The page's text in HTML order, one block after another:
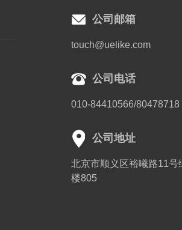
公司邮箱
touch@uelike.com
公司电话
010-84410566/80478718
公司地址
北京市顺义区裕曦路11
楼805